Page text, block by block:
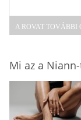
A ROVAT TOVÁBBI
Mi az a